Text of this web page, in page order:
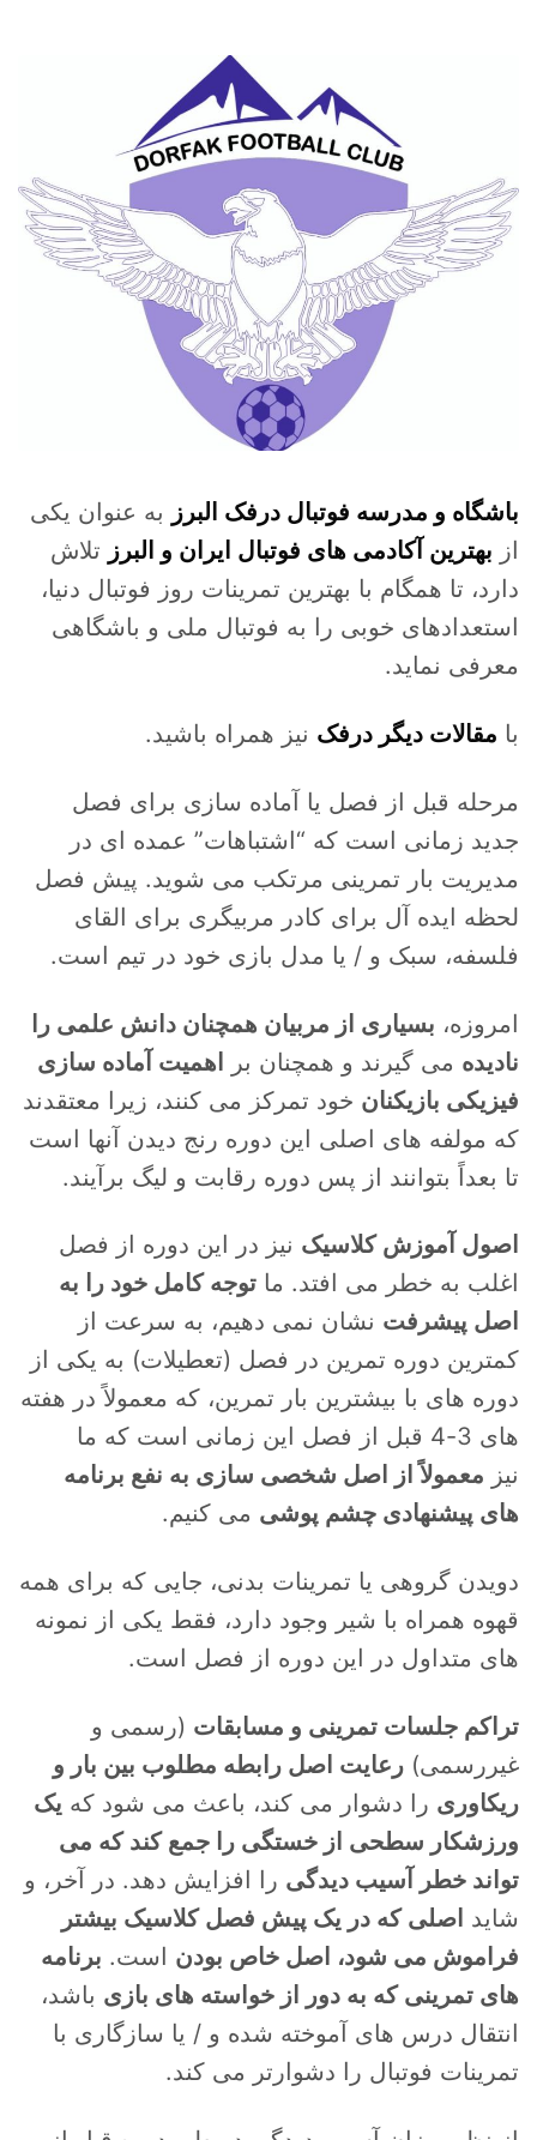
باشگاه و مدرسه فوتبال درفک البرز به عنوان یکی
از بهترین آکادمی های فوتبال ایران و البرز تلاش
دارد، تا همگام با بهترین تمرینات روز فوتبال دنیا،
استعدادهای خوبی را به فوتبال ملی و باشگاهی
معرفی نماید.
با مقالات دیگر درفک نیز همراه باشید.
مرحله قبل از فصل یا آماده سازی برای فصل
جدید زمانی است که “اشتباهات” عمده ای در
مدیریت بار تمرینی مرتکب می شوید. پیش فصل
لحظه ایده آل برای کادر مربیگری برای القای
فلسفه، سبک و / یا مدل بازی خود در تیم است.
امروزه، بسیاری از مربیان همچنان دانش علمی را
نادیده می گیرند و همچنان بر
اهمیت آماده سازی
فیزیکی بازیکنان خود تمرکز می کنند، زیرا معتقدند
که مولفه های اصلی این دوره رنج دیدن آنها است
تا بعداً بتوانند از پس دوره رقابت و لیگ برآیند.
اصول آموزش کلاسیک نیز در این دوره از فصل
اغلب به خطر می افتد. ماتوجه كامل خود را به
اصل پیشرفت نشان نمی دهیم، به سرعت از
كمترین دوره تمرین در فصل (تعطیلات) به یكی از
دوره های با بیشترین بار تمرین، كه معمولاً در هفته
های 3-4 قبل از فصل این زمانی است که ما
نیز معمولاً از اصل شخصی سازی به نفع برنامه
های پیشنهادی چشم پوشی می کنیم.
دویدن گروهی یا تمرینات بدنی، جایی که برای همه
قهوه همراه با شیر وجود دارد، فقط یکی از نمونه
های متداول در این دوره از فصل است.
تراکم جلسات تمرینی و مسابقات (رسمی و
غیررسمی)رعایت اصل رابطه مطلوب بین بار و
ریکاوری را دشوار می کند، باعث می شود که یک
ورزشکار سطحی از خستگی را جمع کند که می
تواند خطر آسیب دیدگی را افزایش دهد. در آخر، و
شاید اصلی که در یک پیش فصل کلاسیک بیشتر
فراموش می شود، اصل خاص بودن است. برنامه
های تمرینی که به دور از خواسته های بازی باشد،
انتقال درس های آموخته شده و / یا سازگاری با
تمرینات فوتبال را دشوارتر می کند.